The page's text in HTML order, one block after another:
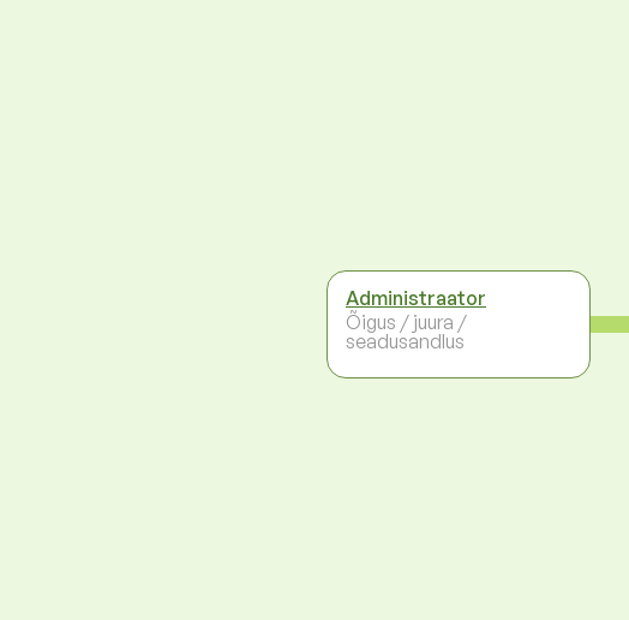
Administraator
Õigus / juura /
seadusandlus